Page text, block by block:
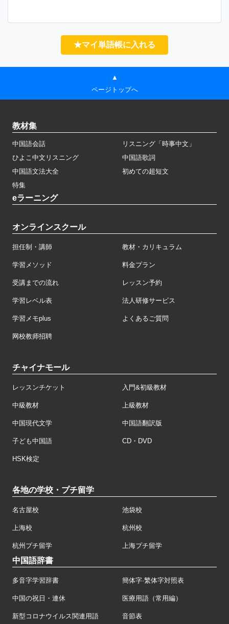
★マイ単語帳に入れる
▲
ページトップへ
教材集
中国語会話
リスニング「時事中文」
ひよこ中文リスニング
中国語歌詞
中国語文法大全
初めての超短文
特集
eラーニング
オンラインスクール
担任制・講師 教材・カリキュラム
学習メソッド 料金プラン
受講までの流れ レッスン予約
学習レベル表 法人研修サービス
学習メモplus よくあるご質問
网校教师招聘
チャイナモール
レッスンチケット 入門&初級教材
中級教材 上級教材
中国現代文学 中国語翻訳版
子ども中国語 CD・DVD
HSK検定
各地の学校・プチ留学
名古屋校 池袋校
上海校 杭州校
杭州プチ留学 上海プチ留学
中国語辞書
多音字学習辞書 簡体字·繁体字対照表
中国の祝日・連休 医療用語（常用編）
新型コロナウイルス関連用語 音節表